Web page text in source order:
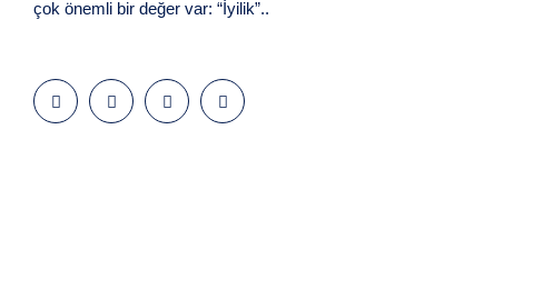
çok önemli bir değer var: “İyilik”..